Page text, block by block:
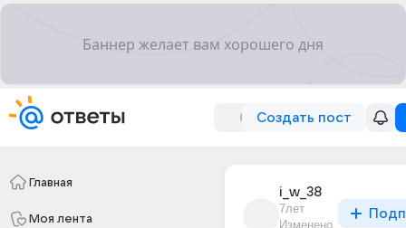
Создать пост
Главная
Моя лента
i_w_38
7лет
Изменено